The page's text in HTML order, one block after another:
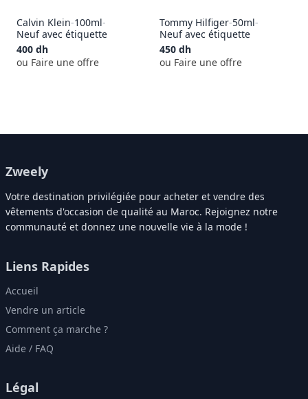
Calvin Klein-100ml-
Neuf avec étiquette
400 dh
ou Faire une offre
Tommy Hilfiger-50ml-
Neuf avec étiquette
450 dh
ou Faire une offre
Zweely
Votre destination privilégiée pour acheter et vendre des
vêtements d'occasion de qualité au Maroc. Rejoignez notre
communauté et donnez une nouvelle vie à la mode !
Liens Rapides
Accueil
Vendre un article
Comment ça marche ?
Aide / FAQ
Légal